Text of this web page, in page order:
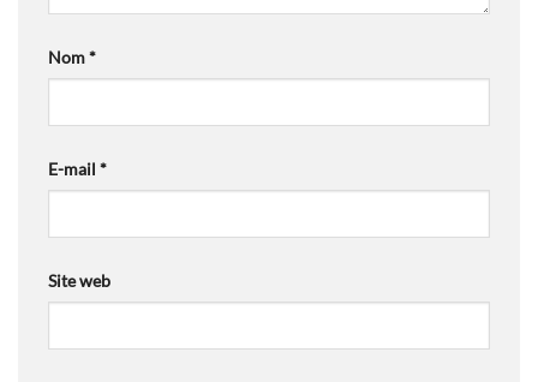
Nom*
E-mail *
Site web